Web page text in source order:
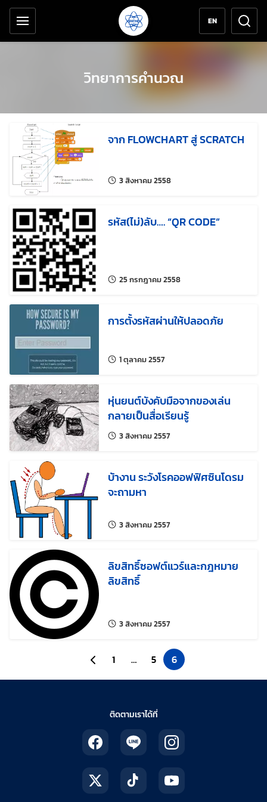
ข้ามไปยังเนื้อหาหลัก
เครื่องมือช่วยเหลือ
EN
วิทยาการคำนวณ
จาก FLOWCHART สู่ SCRATCH
3 สิงหาคม 2558แก้ไขล่าสุดเมื่อ:
รหัส(ไม่)ลับ…. “QR CODE”
25 กรกฎาคม 2558แก้ไขล่าสุดเมื่อ:
การตั้งรหัสผ่านให้ปลอดภัย
1 ตุลาคม 2557แก้ไขล่าสุดเมื่อ:
หุ่นยนต์บังคับมือจากของเล่น
กลายเป็นสื่อเรียนรู้
3 สิงหาคม 2557แก้ไขล่าสุดเมื่อ:
บ้างาน ระวังโรคออฟฟิศซินโดรม
จะถามหา
3 สิงหาคม 2557แก้ไขล่าสุดเมื่อ:
ลิขสิทธิ์ซอฟต์แวร์และกฎหมาย
ลิขสิทธิ์
3 สิงหาคม 2557แก้ไขล่าสุดเมื่อ:
ไปยังหน้าก่อนหน้า
1 … 5 6
ติดตามเราได้ที่